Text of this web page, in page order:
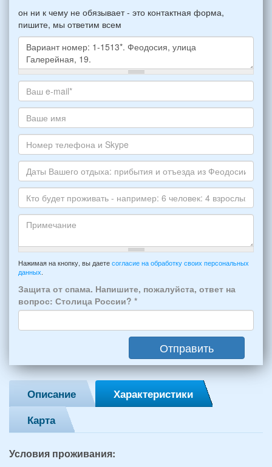
он ни к чему не обязывает - это контактная форма,
пишите, мы ответим всем
Какое
жилье
хотите
снять,
укажите
пожалуйста
НОМЕР
варианта:
*
Ваш
адрес
электронной
почты
*
Ваше
имя
Номер
телефона
и
Skype
Даты
Вашего
отдыха:
прибытия
отъезда
из
Феодосии:
*
Кто
будет
-
например:
6
человек:
4
взрослых
и
2
детей
(возраст
и
лет):
Примечание
Нажимая на кнопку, вы даете согласие на обработку своих персональных
данных.
Защита от спама. Напишите, пожалуйста, ответ на
вопрос: Столица России? *
Отправить
Описание
Характеристики
Карта
Условия проживания: